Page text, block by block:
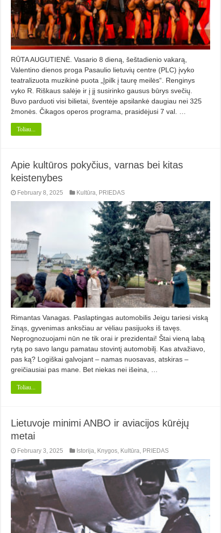
RŪTA AUGUTIENĖ. Vasario 8 dieną, šeštadienio vakarą,
Valentino dienos proga Pasaulio lietuvių centre (PLC) įvyko
teatralizuota muzikinė puota „Įpilk į taurę meilės“. Renginys
vyko R. Riškaus salėje ir į jį susirinko gausus būrys svečių.
Buvo parduoti visi bilietai, šventėje apsilankė daugiau nei 325
žmonės. Čikagos operos programa, prasidėjusi 7 val. …
Toliau...
Apie kultūros pokyčius, varnas bei kitas
keistenybes
February 8, 2025 Kultūra, PRIEDAS
Rimantas Vanagas. Paslaptingas automobilis Jeigu tariesi viską
žinąs, gyvenimas anksčiau ar vėliau pasijuoks iš tavęs.
Neprognozuojami nūn ne tik orai ir preziden­tai! Štai vieną labą
rytą po savo langu pamatau stovintį automobilį. Kas atvažiavo,
pas ką? Logiškai galvojant – namas nuosa­vas, atskiras –
greičiausiai pas mane. Bet niekas nei išeina, …
Toliau...
Lietuvoje minimi ANBO ir aviacijos kūrėjų
metai
February 3, 2025 Istorija, Knygos, Kultūra, PRIEDAS